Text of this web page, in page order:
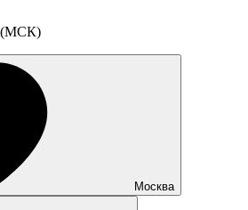
(МСК)
Москва